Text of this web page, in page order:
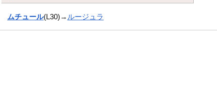
ムチュール(L30)→ ルージュラ